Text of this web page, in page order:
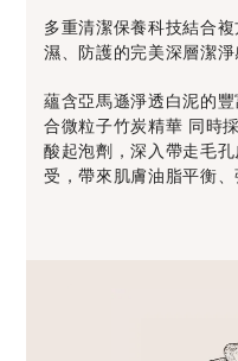
多重清潔保養科技結合
濕、防護的完美深層潔淨
蘊含亞馬遜淨透白泥的
合微粒子竹炭精華 同時
酸起泡劑，深入帶走毛
受，帶來肌膚油脂平衡、